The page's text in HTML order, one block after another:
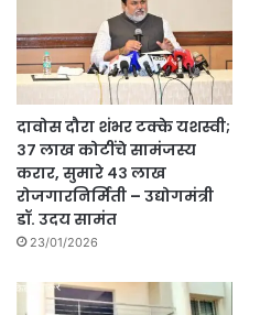
दावोस दौरा शंभर टक्के यशस्वी;
३७ लाख कोटींचे सामंजस्य
करार, सुमारे ४३ लाख
रोजगारनिर्मिती – उद्योगमंत्री
डॉ. उदय सामंत
23/01/2026